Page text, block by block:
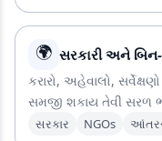
🌍 સરકારી અને બિન-
કરારો, અહેવાલો,
સમજી શકાય તેવી સરળ
સરકાર NGOs